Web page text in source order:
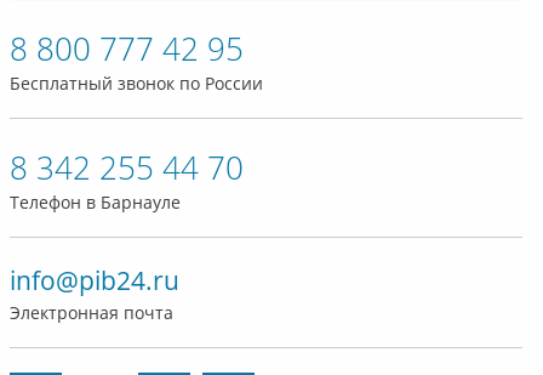
8 800 777 42 95
Бесплатный звонок по России
8 342 255 44 70
Телефон в Барнауле
info@pib24.ru
Электронная почта